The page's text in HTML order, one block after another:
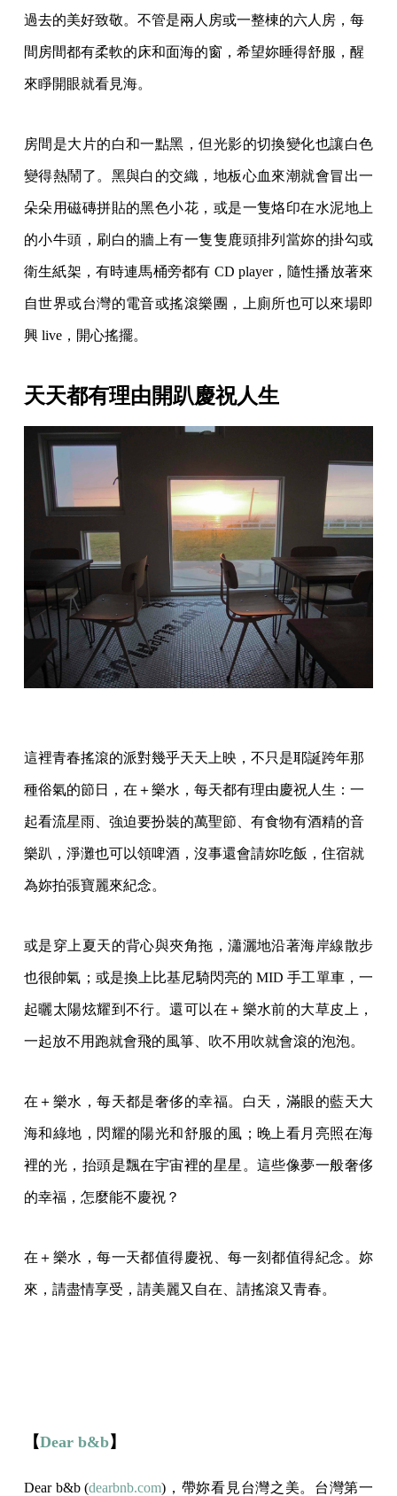
過去的美好致敬。不管是兩人房或一整棟的六人房，每
間房間都有柔軟的床和面海的窗，希望妳睡得舒服，醒
來睜開眼就看見海。
房間是大片的白和一點黑，但光影的切換變化也讓白色
變得熱鬧了。黑與白的交織，地板心血來潮就會冒出一
朵朵用磁磚拼貼的黑色小花，或是一隻烙印在水泥地上
的小牛頭，刷白的牆上有一隻隻鹿頭排列當妳的掛勾或
衛生紙架，有時連馬桶旁都有 CD player，隨性播放著來
自世界或台灣的電音或搖滾樂團，上廁所也可以來場即
興 live，開心搖擺。
天天都有理由開趴慶祝人生
這裡青春搖滾的派對幾乎天天上映，不只是耶誕跨年那
種俗氣的節日，在＋樂水，每天都有理由慶祝人生：一
起看流星雨、強迫要扮裝的萬聖節、有食物有酒精的音
樂趴，淨灘也可以領啤酒，沒事還會請妳吃飯，住宿就
為妳拍張寶麗來紀念。
或是穿上夏天的背心與夾角拖，瀟灑地沿著海岸線散步
也很帥氣；或是換上比基尼騎閃亮的 MID 手工單車，一
起曬太陽炫耀到不行。還可以在＋樂水前的大草皮上，
一起放不用跑就會飛的風箏、吹不用吹就會滾的泡泡。
在＋樂水，每天都是奢侈的幸福。白天，滿眼的藍天大
海和綠地，閃耀的陽光和舒服的風；晚上看月亮照在海
裡的光，抬頭是飄在宇宙裡的星星。這些像夢一般奢侈
的幸福，怎麼能不慶祝？
在＋樂水，每一天都值得慶祝、每一刻都值得紀念。妳
來，請盡情享受，請美麗又自在、請搖滾又青春。
【Dear b&b】
Dear b&b (dearbnb.com)，帶妳看見台灣之美。台灣第一